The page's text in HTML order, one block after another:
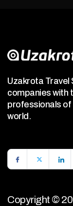
Uzakrota Travel
companies with
professionals of
world.
Copyright ©